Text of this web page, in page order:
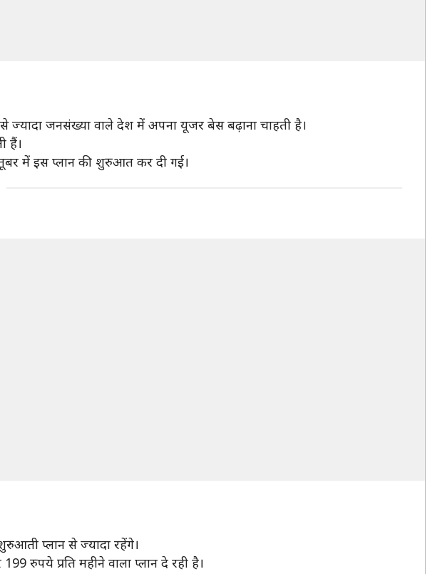
ज्यादा जनसंख्या वाले देश में अपना यूजर बेस बढ़ाना चाहती है।
हैं।
में इस प्लान की शुरुआत कर दी गई।
प्लान से ज्यादा रहेंगे।
रुपये प्रति महीने वाला प्लान दे रही है।